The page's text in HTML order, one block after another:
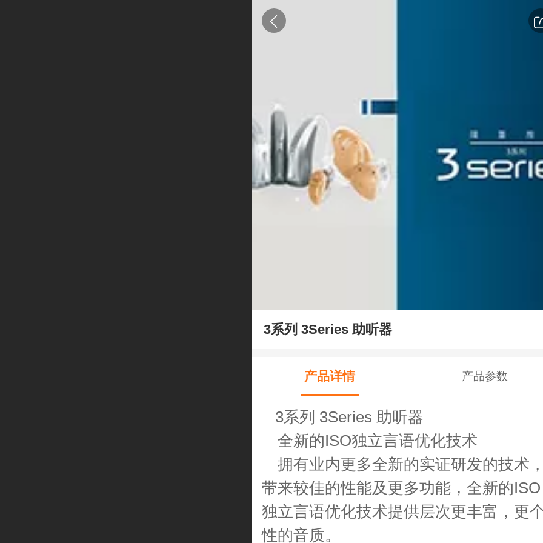
3系列 3Series 助听器
产品详情 产品参数
3系列 3Series 助听器
全新的ISO独立言语优化技术
拥有业内更多全新的实证研发的技术
带来较佳的性能及更多功能，全新的ISO
独立言语优化技术提供层次更丰富，更
性的音质。